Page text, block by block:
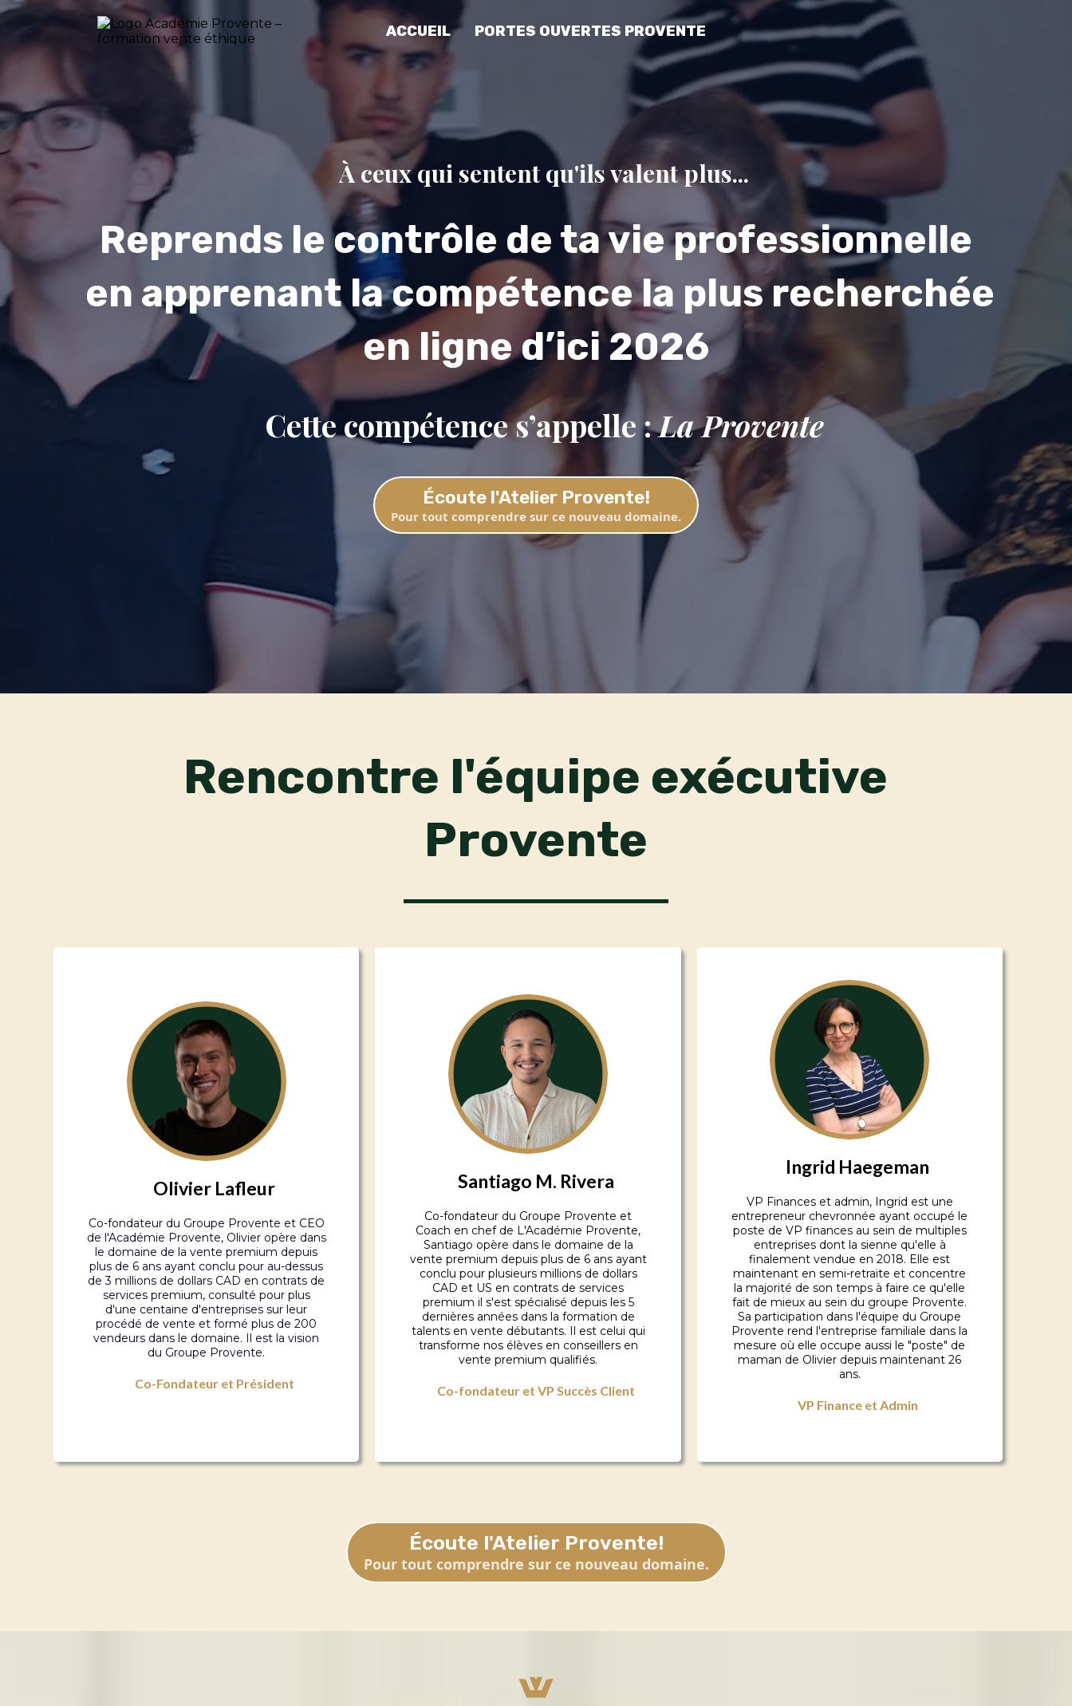
ACCUEIL PORTES OUVERTES PROVENTE
À ceux qui sentent qu'ils valent plus...
Reprends le contrôle de ta vie professionnelle
en apprenant la compétence la plus recherchée
en ligne d’ici 2026
Cette compétence s’appelle :La Provente
Écoute l'Atelier Provente!
Pour tout comprendre sur ce nouveau domaine.
Rencontre l'équipe exécutive
Provente
Olivier Lafleur
Co-fondateur du Groupe Provente et CEO
de l'Académie Provente, Olivier opère dans
le domaine de la vente premium depuis
plus de 6 ans ayant conclu pour au-dessus
de 3 millions de dollars CAD en contrats de
services premium, consulté pour plus
d'une centaine d'entreprises sur leur
procédé de vente et formé plus de 200
vendeurs dans le domaine. Il est la vision
du Groupe Provente.
Co-Fondateur et Président
Santiago M. Rivera
Co-fondateur du Groupe Provente et
Coach en chef de L'Académie Provente,
Santiago opère dans le domaine de la
vente premium depuis plus de 6 ans ayant
conclu pour plusieurs millions de dollars
CAD et US en contrats de services
premium il s'est spécialisé depuis les 5
dernières années dans la formation de
talents en vente débutants. Il est celui qui
transforme nos élèves en conseillers en
vente premium qualifiés.
Co-fondateur et VP Succès Client
Ingrid Haegeman
VP Finances et admin, Ingrid est une
entrepreneur chevronnée ayant occupé le
poste de VP finances au sein de multiples
entreprises dont la sienne qu'elle à
finalement vendue en 2018. Elle est
maintenant en semi-retraite et concentre
la majorité de son temps à faire ce qu'elle
fait de mieux au sein du groupe Provente.
Sa participation dans l'équipe du Groupe
Provente rend l'entreprise familiale dans la
mesure où elle occupe aussi le "poste" de
maman de Olivier depuis maintenant 26
ans.
VP Finance et Admin
Écoute l'Atelier Provente!
Pour tout comprendre sur ce nouveau domaine.